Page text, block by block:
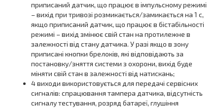
приписаний датчик, що працює в імпульсному режимі
– вихід при тривозі розмикається/замикається на 1 с,
якщо приписаний датчик, що працює в бістабільності
режимі – вихід змінює свій стан на протилежне в
залежності від стану датчика. У разі якщо в зону
приписані кнопки брелоків, які відповідають за
постановку/зняття системи з охорони, вихід буде
міняти свій стан в залежності від натискань;
4 виходи використовується для передачі сервісних
сигналів: спрацювання тампера датчика, відсутність
сигналу тестування, розряд батареї, глушіння